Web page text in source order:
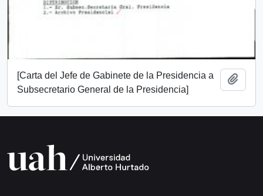
[Carta del Jefe de Gabinete de la Presidencia a
Subsecretario General de la Presidencia]